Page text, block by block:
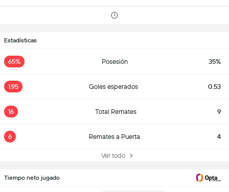
Estadísticas
65% Posesión 35%
1.95 Goles esperados 0.53
16 Total Remates 9
6 Remates a Puerta 4
Ver todo
Tiempo neto jugado